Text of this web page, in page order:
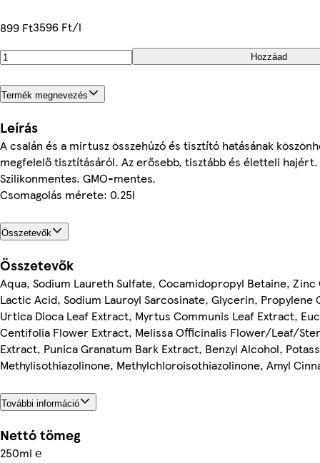
899 Ft3596 Ft/l
Hozzáad
Termék megnevezés
Leírás
A csalán és a mirtusz összehúzó és tisztító hatásának
megfelelő tisztításáról. Az erősebb, tisztább és életteli
Szilikonmentes. GMO-mentes.
Csomagolás mérete: 0.25l
Összetevők
Összetevők
Aqua, Sodium Laureth Sulfate, Cocamidopropyl Betaine,
Lactic Acid, Sodium Lauroyl Sarcosinate, Glycerin,
Urtica Dioca Leaf Extract, Myrtus Communis Leaf Extract,
Centifolia Flower Extract, Melissa Officinalis Flower/Leaf/
Extract, Punica Granatum Bark Extract, Benzyl Alcohol,
Methylisothiazolinone, Methylchloroisothiazolinone, Amyl
További információ
Nettó tömeg
250ml ℮